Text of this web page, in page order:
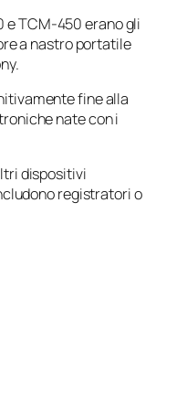
TCM-450 erano gli
a nastro portatile
fine alla
nate con i
dispositivi
registratori o